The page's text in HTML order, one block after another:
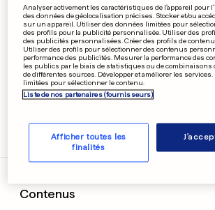
Concours
Services
Contenus
Analyser activement les caractéristiques de l’appareil pour
des données de géolocalisation précises. Stocker et/ou
sur un appareil. Utiliser des données limitées pour
des profils pour la publicité personnalisée. Utiliser des
des publicités personnalisées. Créer des profils de
Utiliser des profils pour sélectionner des contenus
performance des publicités. Mesurer la performance des
les publics par le biais de statistiques ou de combinaisons
de différentes sources. Développer et améliorer les
limitées pour sélectionner le contenu.
Liste de nos partenaires (fournisseurs)
Afficher toutes les
finalités